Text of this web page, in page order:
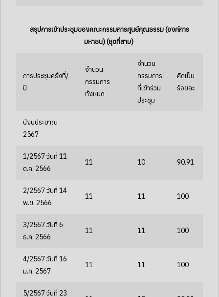
สรุปการเข้าประชุมของคณะกรรมการศูนย์คุณธรรม (องค์การ
มหาชน) (ชุดที่สาม)
การประชุมครั้งที่/
ปี
จำนวน
กรรมการ
ทั้งหมด
จำนวน
กรรมการ
ที่เข้าร่วม
ประชุม
คิดเป็น
ร้อยละ
ปีงบประมาณ
2567
1/2567 วันที่ 11
ต.ค. 2566
11 10 90.91
2/2567 วันที่ 14
พ.ย. 2566
11 11 100
3/2567 วันที่ 6
ธ.ค. 2566
11 11 100
4/2567 วันที่ 16
ม.ค. 2567
11 11 100
5/2567 วันที่ 23